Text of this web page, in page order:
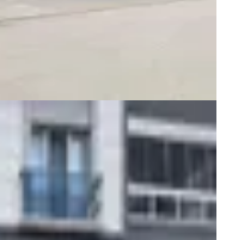
Üzerı 260 M2
Kiralık